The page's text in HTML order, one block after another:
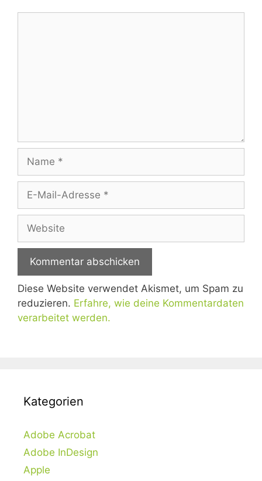
Diese Website verwendet Akismet, um Spam zu
reduzieren. Erfahre, wie deine Kommentardaten
verarbeitet werden.
Kategorien
Adobe Acrobat
Adobe InDesign
Apple